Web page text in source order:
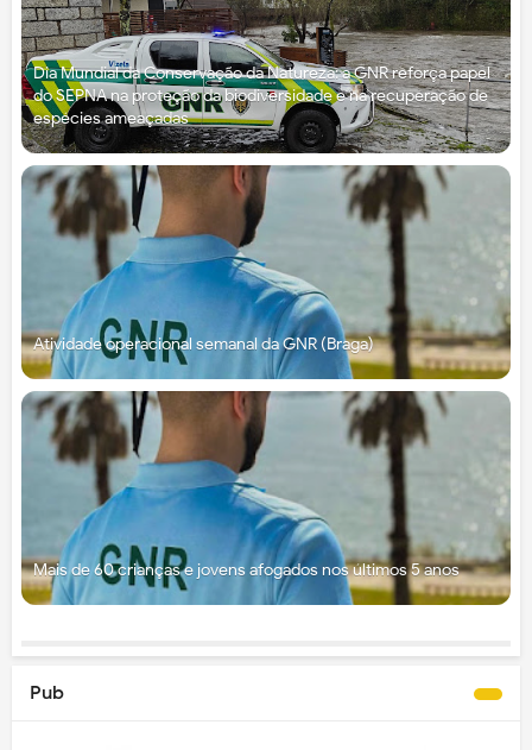
Dia Mundial da Conservação da Natureza: a GNR reforça papel
do SEPNA na proteção da biodiversidade e na recuperação de
espécies ameaçadas
Atividade operacional semanal da GNR (Braga)
Mais de 60 crianças e jovens afogados nos últimos 5 anos
Pub